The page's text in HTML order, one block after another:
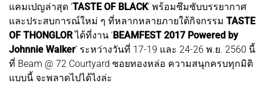
แคมเปญล่าสุด ‘TASTE OF BLACK’ พร้อมซึมซับบรรยากาศ
และประสบการณ์ใหม่ ๆ ที่หลากหลายภายใต้กิจกรรม TASTE
OF THONGLORได้ที่งาน ‘BEAMFEST 2017 Powered by
Johnnie Walker’ ระหว่างวันที่ 17-19 และ 24-26 พ.ย. 2560 นี้
ที่ Beam @ 72 Courtyard ซอยทองหล่อ ความสนุกครบทุกมิติ
แบบนี้ จะพลาดไปได้ไงล่ะ